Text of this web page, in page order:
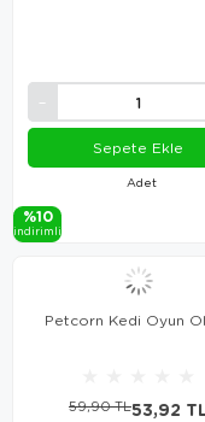
Adet
Sepete Ekle
%10
i̇ndi̇ri̇mli̇
Petcorn Kedi Oyun
53,92
59,90 TL